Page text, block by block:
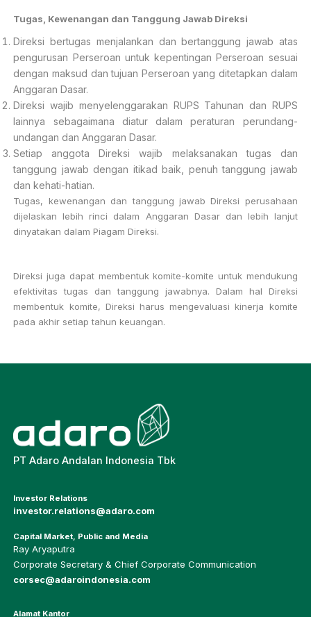
Tugas, Kewenangan dan Tanggung Jawab Direksi
Direksi bertugas menjalankan dan bertanggung jawab atas
pengurusan Perseroan untuk kepentingan Perseroan sesuai
dengan maksud dan tujuan Perseroan yang ditetapkan dalam
Anggaran Dasar.
Direksi wajib menyelenggarakan RUPS Tahunan dan RUPS
lainnya sebagaimana diatur dalam peraturan perundang-
undangan dan Anggaran Dasar.
Setiap anggota Direksi wajib melaksanakan tugas dan
tanggung jawab dengan itikad baik, penuh tanggung jawab
dan kehati-hatian.
Tugas, kewenangan dan tanggung jawab Direksi perusahaan
dijelaskan lebih rinci dalam Anggaran Dasar dan lebih lanjut
dinyatakan dalam Piagam Direksi.
Direksi juga dapat membentuk komite-komite untuk mendukung
efektivitas tugas dan tanggung jawabnya. Dalam hal Direksi
membentuk komite, Direksi harus mengevaluasi kinerja komite
pada akhir setiap tahun keuangan.
PT Adaro Andalan Indonesia Tbk
Investor Relations
investor.relations@adaro.com
Capital Market, Public and Media
Ray Aryaputra
Corporate Secretary & Chief Corporate Communication
corsec@adaroindonesia.com
Alamat Kantor